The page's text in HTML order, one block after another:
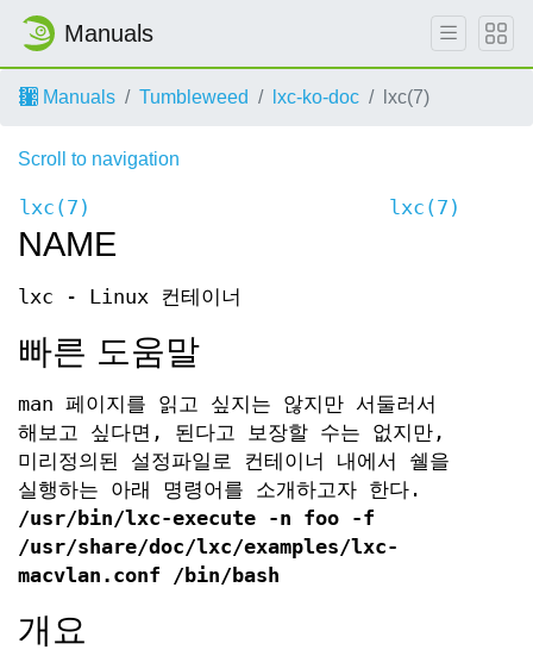
Manuals
Manuals Tumbleweed lxc-ko-doc lxc(7)
Scroll to navigation
lxc(7) lxc(7)
NAME
lxc - Linux 컨테이너
빠른 도움말
man 페이지를 읽고 싶지는 않지만 서둘러서
해보고 싶다면, 된다고 보장할 수는 없지만,
미리정의된 설정파일로 컨테이너 내에서 쉘을
실행하는 아래 명령어를 소개하고자 한다.
/usr/bin/lxc-execute -n foo -f
/usr/share/doc/lxc/examples/lxc-
macvlan.conf /bin/bash
개요